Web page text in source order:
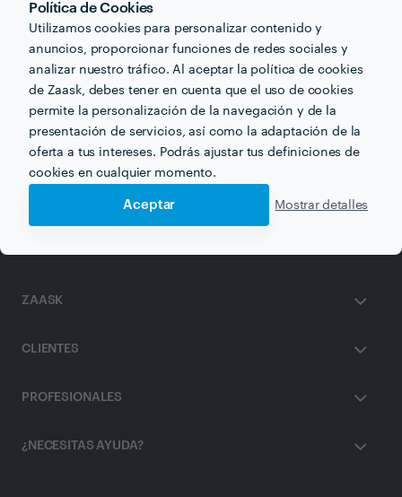
Política de Cookies
Utilizamos cookies para personalizar contenido y
anuncios, proporcionar funciones de redes sociales y
analizar nuestro tráfico. Al aceptar la política de cookies
de Zaask, debes tener en cuenta que el uso de cookies
permite la personalización de la navegación y de la
presentación de servicios, así como la adaptación de la
oferta a tus intereses. Podrás ajustar tus definiciones de
cookies en cualquier momento.
Aceptar Mostrar detalles
Europa Teleurge
Albañiles en palma-de-mallorca
ZAASK
CLIENTES
PROFESIONALES
¿NECESITAS AYUDA?